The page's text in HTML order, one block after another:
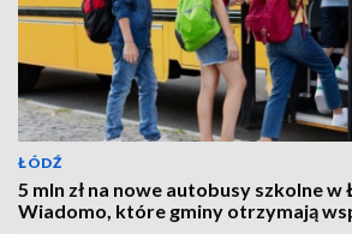
ŁÓDŹ
5 mln zł na nowe autobusy szkolne w
Wiadomo, które gminy otrzymają